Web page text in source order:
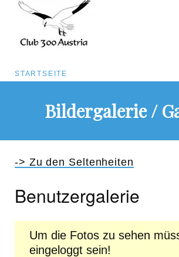
Inhalt
Pfadnavigation
STARTSEITE
Bildergalerie /
-> Zu den Seltenheiten
Benutzergalerie
Um die Fotos zu sehen
eingeloggt sein!